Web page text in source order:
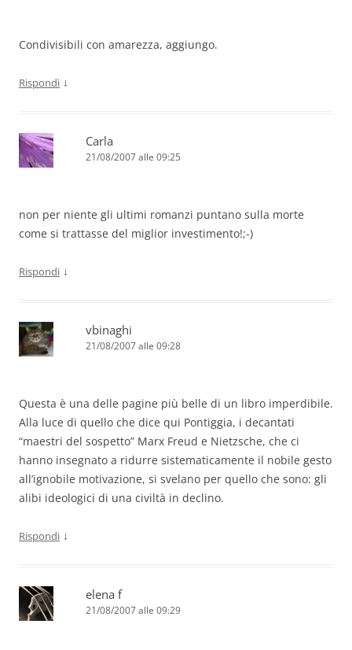
Condivisibili con amarezza, aggiungo.
Rispondi ↓
Carla
21/08/2007 alle 09:25
non per niente gli ultimi romanzi puntano sulla morte
come si trattasse del miglior investimento!;-)
Rispondi ↓
vbinaghi
21/08/2007 alle 09:28
Questa è una delle pagine più belle di un libro imperdibile.
Alla luce di quello che dice qui Pontiggia, i decantati
“maestri del sospetto” Marx Freud e Nietzsche, che ci
hanno insegnato a ridurre sistematicamente il nobile gesto
all’ignobile motivazione, si svelano per quello che sono: gli
alibi ideologici di una civiltà in declino.
Rispondi ↓
elena f
21/08/2007 alle 09:29